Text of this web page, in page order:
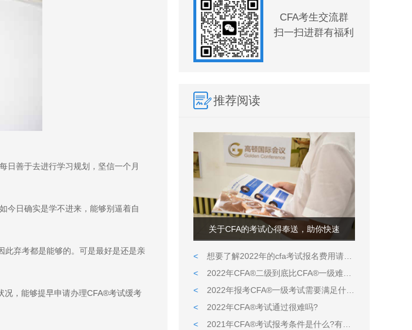
日善于去进行学习规划，坚信一个月
今日确实是学不进来，能够别逼着自
弃考都是能够的。可是最好是还是亲
，能够提早申请办理CFA®考试缓考
CFA考生交流群
扫一扫进群有福利
推荐阅读
关于CFA的考试心得奉送，助你快速
<
想要了解2022年的cfa考试报名费用请看这里
<
2022年CFA®二级到底比CFA®一级难在哪儿?
<
2022年报考CFA®一级考试需要满足什么条件?
<
2022年CFA®考试通过很难吗?
<
2021年CFA®考试报考条件是什么?有什么限定吗?